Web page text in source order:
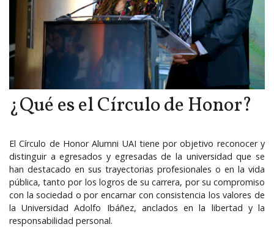
¿Qué es el Círculo de Honor?
El Círculo de Honor Alumni UAI tiene por objetivo reconocer y
distinguir a egresados y egresadas de la universidad que se
han destacado en sus trayectorias profesionales o en la vida
pública, tanto por los logros de su carrera, por su compromiso
con la sociedad o por encarnar con consistencia los valores de
la Universidad Adolfo Ibáñez, anclados en la libertad y la
responsabilidad personal.